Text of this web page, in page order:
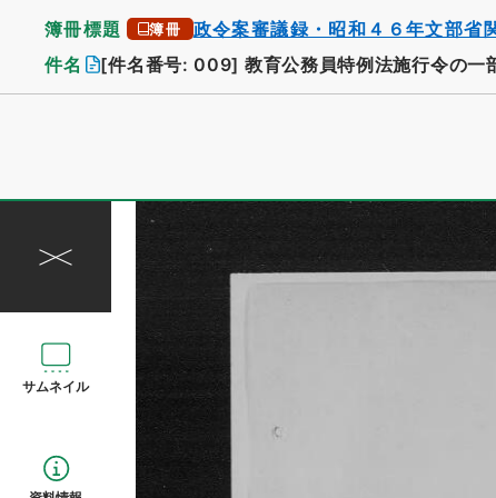
簿冊標題 簿冊 政令案審議録・昭和４６年文部省
件名 [件名番号: 009] 教育公務員特例法施行令の一
サムネイル